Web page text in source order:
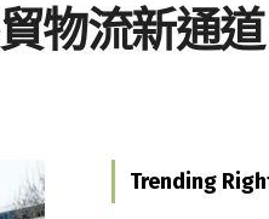
物流新通道
Trending